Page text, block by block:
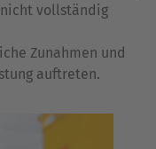
vollständig
Zunahmen und
auftreten.